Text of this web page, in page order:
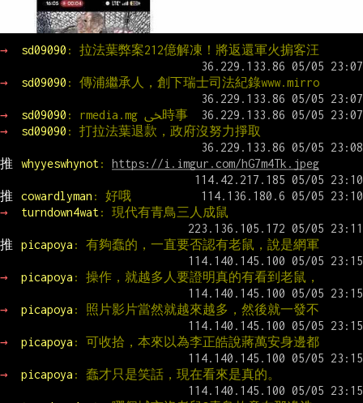
→ sd09090 : 拉法葉弊案212億解凍！將返還軍火掮客汪
→ sd09090 : 傳浦繼承人，創下瑞士司法紀錄www.mirro
→ sd09090
: rmedia.mg ﴠ時事
→
sd09090 : 打拉法葉退款，政府沒努力掙取
推 whyyeswhynot: https://i.imgur.com/hG7m4Tk.jpeg
推 cowardlyman : 好哦
→
turndown4wat: 現代有青鳥三人成鼠
推 picapoya : 有夠蠢的，一直要否認有老鼠，說是網軍
→ picapoya : 操作，就越多人要證明真的有看到老鼠，
→ picapoya : 照片影片當然就越來越多，然後就一發不
→ picapoya : 可收拾，本來以為李正皓說蔣萬安身邊都
→ picapoya : 蠢才只是笑話，現在看來是真的。